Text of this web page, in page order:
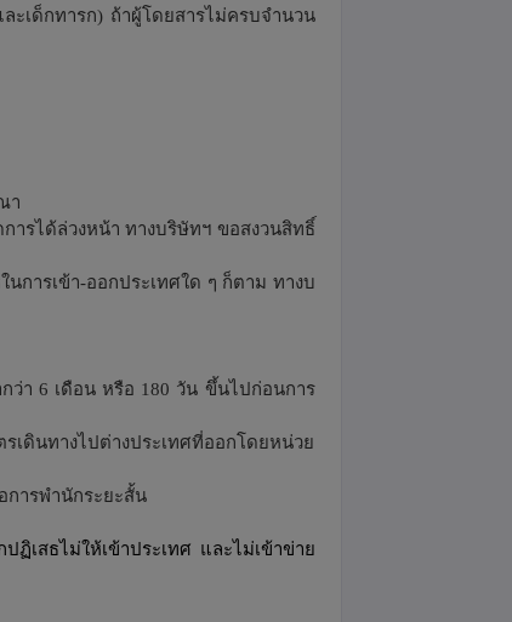
ะเด็กทารก) ถ้าผู้โดยสารไม่ครบจำนวน
า
ารได้ล่วงหน้า ทางบริษัทฯ ขอสงวนสิทธิ์
การเข้า-ออกประเทศใด ๆ ก็ตาม ทางบ
ว่า 6 เดือน หรือ 180 วัน ขึ้นไปก่อนการ
เดินทางไปต่างประเทศที่ออกโดยหน่วย
ารพำนักระยะสั้น
สธไม่ให้เข้าประเทศ และไม่เข้าข่าย